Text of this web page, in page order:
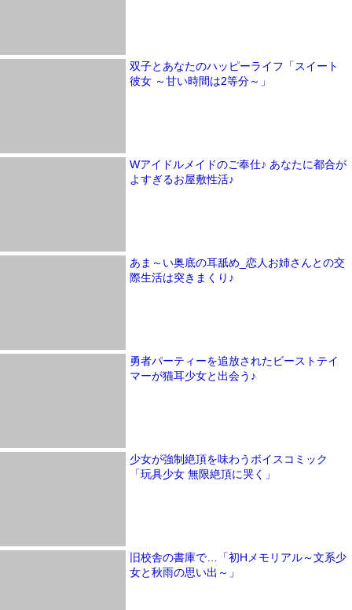
双子とあなたのハッピーライフ「スイート
彼女 ～甘い時間は2等分～」
Wアイドルメイドのご奉仕♪ あなたに都合が
よすぎるお屋敷性活♪
あま～い奥底の耳舐め_恋人お姉さんとの交
際生活は突きまくり♪
勇者パーティーを追放されたビーストテイ
マーが猫耳少女と出会う♪
少女が強制絶頂を味わうボイスコミック
「玩具少女 無限絶頂に哭く」
旧校舎の書庫で…「初Hメモリアル～文系少
女と秋雨の思い出～」